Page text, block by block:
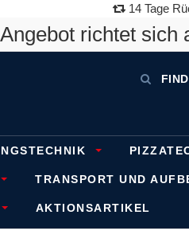
14 Tage
richtet sich
TRANSPORT UND
AKTIONSARTIKEL